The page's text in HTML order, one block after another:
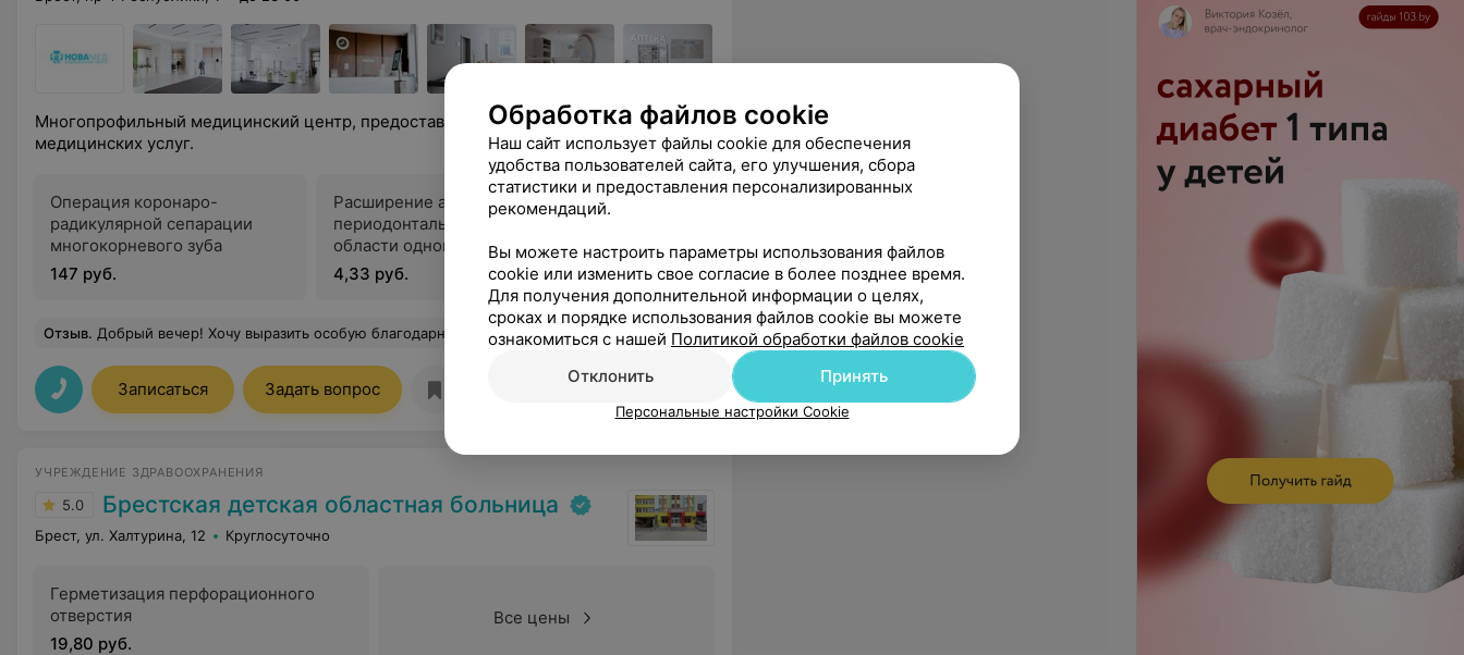
Многопрофильный медицинский центр, предоставляющий широкий спектр
медицинских услуг.
Операция коронаро-
радикулярной сепарации
многокорневого зуба
147 руб.
Расширение апертуры
периодонтального кармана в
области одного зуба
4,33 руб.
Герметизация
в стоматологии
43,69 руб.
челюсти без замещения
дефекта
63,64 руб.
Все цены
Отзыв. Добрый вечер! Хочу выразить особую благодарность, за деликатный и такой продуктивный прием у врача гинеколога Тюшкевич Галины Николаевны!!! Могу смело рекомендовать ее всем пациенткам планирующим беременность!!! Еще
Записаться Задать вопрос 738
УЧРЕЖДЕНИЕ ЗДРАВООХРАНЕНИЯ
5.0 Брестская детская областная больница
Брест, ул. Халтурина, 12 Круглосуточно
Герметизация перфорационного
отверстия
19,80 руб.
Все цены
Обработка файлов cookie
Наш сайт использует файлы cookie для обеспечения
удобства пользователей сайта, его улучшения, сбора
статистики и предоставления персонализированных
рекомендаций.
Вы можете настроить параметры использования файлов
cookie или изменить свое согласие в более позднее время.
Для получения дополнительной информации о целях,
сроках и порядке использования файлов cookie вы можете
ознакомиться с нашей Политикой обработки файлов cookie
Отклонить
Принять
Персональные настройки Cookie